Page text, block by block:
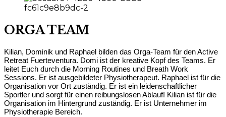
ORGA TEAM
Kilian, Dominik und Raphael bilden das Orga-Team für den Active
Retreat Fuerteventura. Domi ist der kreative Kopf des Teams. Er
leitet Euch durch die Morning Routines und Breath Work
Sessions. Er ist ausgebildeter Physiotherapeut. Raphael ist für die
Organisation vor Ort zuständig. Er ist ein leidenschaftlicher
Sportler und sorgt für einen reibungslosen Ablauf! Kilian ist für die
Organisation im Hintergrund zuständig. Er ist Unternehmer im
Physiotherapie Bereich.